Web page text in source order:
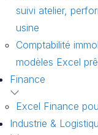
suivi atelier,
usine
Comptabilité
modèles Excel
Finance
Excel Finance
Industrie &